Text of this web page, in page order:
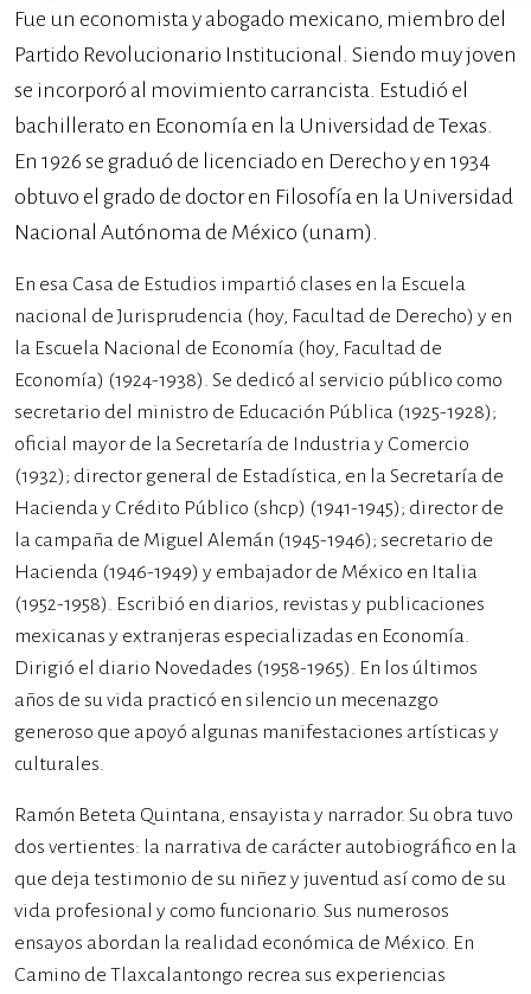
Fue un economista y abogado mexicano, miembro del
Partido Revolucionario Institucional. Siendo muy joven
se incorporó al movimiento carrancista. Estudió el
bachillerato en Economía en la Universidad de Texas.
En 1926 se graduó de licenciado en Derecho y en 1934
obtuvo el grado de doctor en Filosofía en la Universidad
Nacional Autónoma de México (unam).
En esa Casa de Estudios impartió clases en la Escuela
nacional de Jurisprudencia (hoy, Facultad de Derecho) y en
la Escuela Nacional de Economía (hoy, Facultad de
Economía) (1924-1938). Se dedicó al servicio público como
secretario del ministro de Educación Pública (1925-1928);
oficial mayor de la Secretaría de Industria y Comercio
(1932); director general de Estadística, en la Secretaría de
Hacienda y Crédito Público (shcp) (1941-1945); director de
la campaña de Miguel Alemán (1945-1946); secretario de
Hacienda (1946-1949) y embajador de México en Italia
(1952-1958). Escribió en diarios, revistas y publicaciones
mexicanas y extranjeras especializadas en Economía.
Dirigió el diario Novedades (1958-1965). En los últimos
años de su vida practicó en silencio un mecenazgo
generoso que apoyó algunas manifestaciones artísticas y
culturales.
Ramón Beteta Quintana, ensayista y narrador. Su obra tuvo
dos vertientes: la narrativa de carácter autobiográfico en la
que deja testimonio de su niñez y juventud así como de su
vida profesional y como funcionario. Sus numerosos
ensayos abordan la realidad económica de México. En
Camino de Tlaxcalantongo recrea sus experiencias